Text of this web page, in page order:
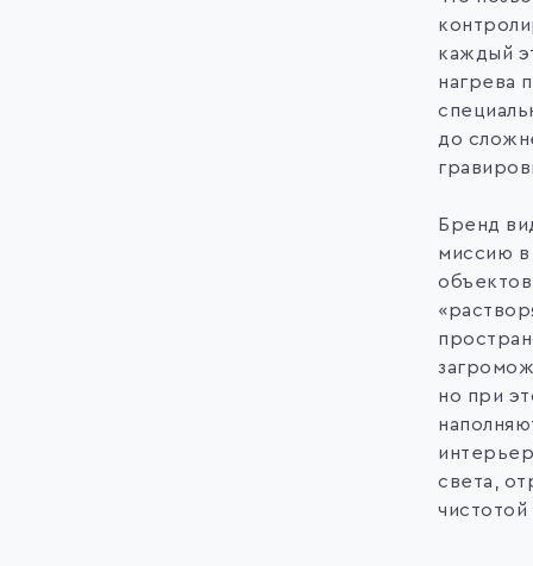
каждый
нагрева
до
Бренд
миссию в
но при
света,
чистотой